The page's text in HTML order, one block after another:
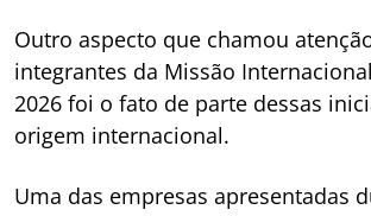
Outro aspecto que chamou
integrantes da Missão
2026 foi o fato de parte dessas
origem internacional.
Uma das empresas apresentadas